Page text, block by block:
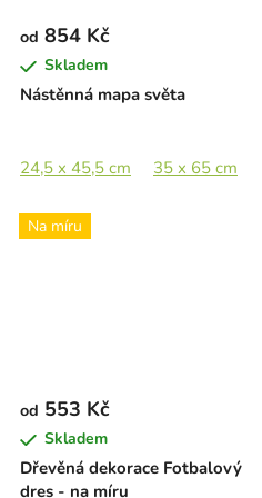
89 x 127 cm
Nástěnná mapa světa
od 854 Kč
Skladem
24,5 x 45,5 cm 35 x 65 cm
Na míru
Dřevěná dekorace Fotbalový
dres - na míru
od 553 Kč
Skladem